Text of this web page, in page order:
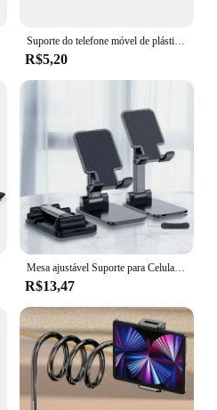
Suporte do telefone móvel de plástico universal, Tablet PC Desktop Stand, Plastic Desk Mount, Candy Color, Mini suporte portátil para Smartphone
R$5,20
Mesa ajustável Suporte para Celular, Suporte de Mesa Universal para Celular, iPhone, iPad, Xiaomi, Desktop, Tablet
R$13,47